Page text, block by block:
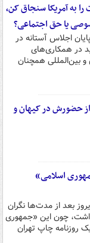
به آمریکا سنجاق کن،
یا حق اجتماعی؟
اجلاس آستانه در
در همکاری‌های
بین‌المللی همچنان
حضورش در کیهان و
اسلامی»
بعد از مدت‌ها نگران
چون این «جمهوری
روزنامه چاپ تهران